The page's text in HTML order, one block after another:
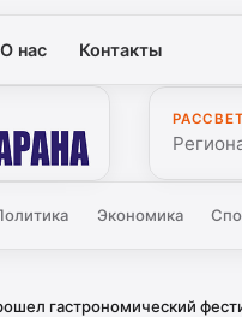
О нас Контакты
Экономика
гастрономический